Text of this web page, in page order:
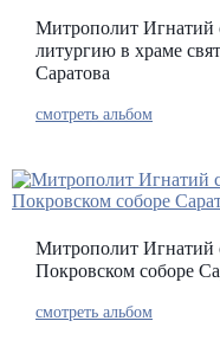
Митрополит Игнатий
литургию в храме
Саратова
смотреть альбом
Митрополит Игнатий
Покровском соборе
смотреть альбом